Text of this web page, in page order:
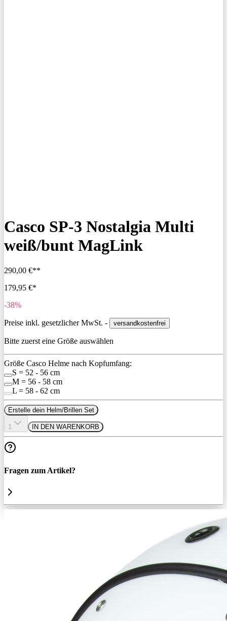
Casco SP-3 Nostalgia Multi
weiß/bunt MagLink
290,00 €**
179,95 €*
-38%
Preise inkl. gesetzlicher MwSt. - versandkostenfrei
Bitte zuerst eine Größe auswählen
Größe Casco Helme nach Kopfumfang:
S = 52 - 56 cm
M = 56 - 58 cm
L = 58 - 62 cm
Erstelle dein Helm/Brillen Set
1 IN DEN WARENKORB
Fragen zum Artikel?